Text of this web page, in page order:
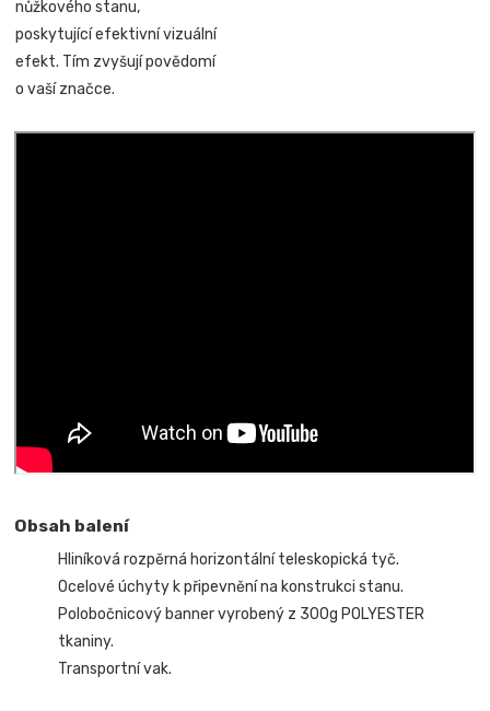
nůžkového stanu,
poskytující efektivní vizuální
efekt. Tím zvyšují povědomí
o vaší značce.
Obsah balení
Hliníková rozpěrná horizontální teleskopická tyč.
Ocelové úchyty k připevnění na konstrukci stanu.
Polobočnicový banner vyrobený z 300g POLYESTER
tkaniny.
Transportní vak.